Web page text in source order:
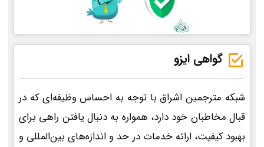
گواهی ایزو
شبکه مترجمین اشراق با توجه به احساس وظیفه‌ای که در
قبال مخاطبان خود دارد، همواره به دنبال یافتن راهی برای
بهبود کیفیت، ارائه خدمات در حد و اندازه‌های بین‌المللی و